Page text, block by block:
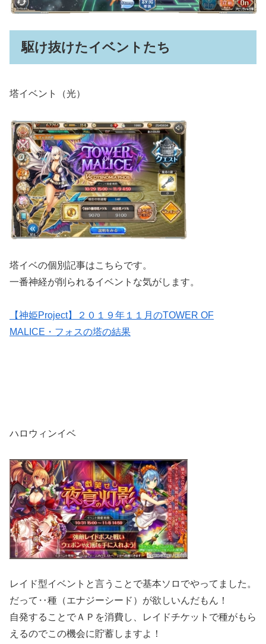
駆け抜けたイベントたち
塔イベント（光）
塔イベの個別記事はこちらです。
一番神経が削られるイベントな気がします。
【神姫Project】２０１９年１１月のTOWER OF
MALICE・フォスの塔の結果
ハロウィンイベ
レイド型イベントと言うことで基本ソロでやってました。
だって‥種（エナジーシード）が欲しいんだもん！
自発することでＡＰを消費し、レイドチケットで種がもら
えるのでこの機会に貯蓄しますよ！